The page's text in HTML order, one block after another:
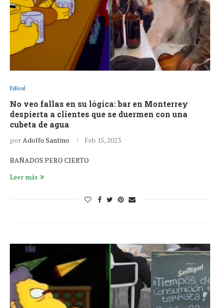
EsReal
No veo fallas en su lógica: bar en Monterrey
despierta a clientes que se duermen con una
cubeta de agua
porAdolfo Santino Feb 15, 2023
BAÑADOS PERO CIERTO
Leer más